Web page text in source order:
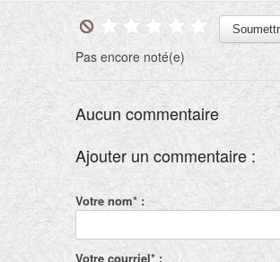
Pas encore noté(e)
Aucun commentaire
Ajouter un commentaire :
Votre nom* :
Votre courriel* :